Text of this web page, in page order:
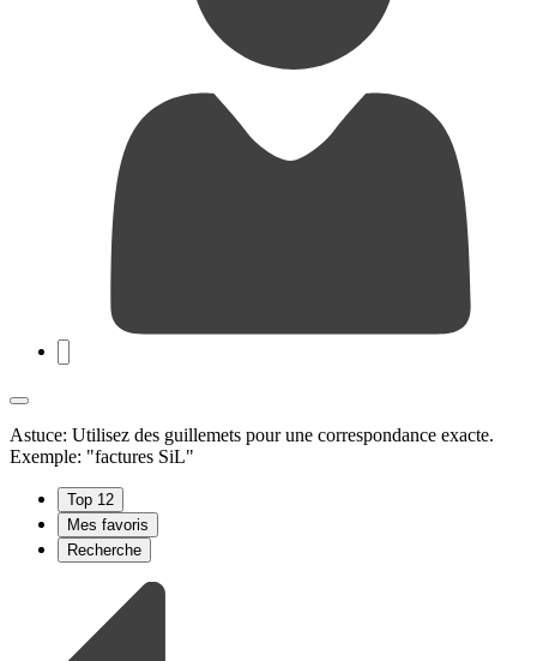
Astuce: Utilisez des guillemets pour une correspondance exacte.
Exemple: "factures SiL"
Top 12
Mes favoris
Recherche